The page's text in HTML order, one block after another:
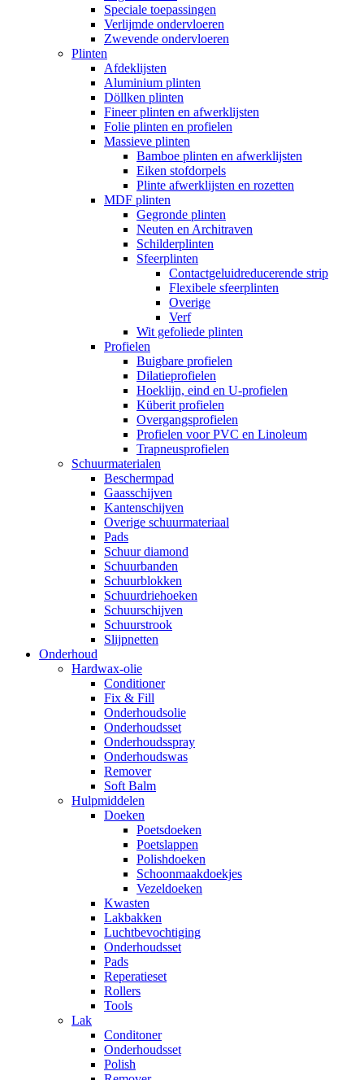
Speciale toepassingen
Verlijmde ondervloeren
Zwevende ondervloeren
Plinten
Afdeklijsten
Aluminium plinten
Döllken plinten
Fineer plinten en afwerklijsten
Folie plinten en profielen
Massieve plinten
Bamboe plinten en afwerklijsten
Eiken stofdorpels
Plinte afwerklijsten en rozetten
MDF plinten
Gegronde plinten
Neuten en Architraven
Schilderplinten
Sfeerplinten
Contactgeluidreducerende strip
Flexibele sfeerplinten
Overige
Verf
Wit gefoliede plinten
Profielen
Buigbare profielen
Dilatieprofielen
Hoeklijn, eind en U-profielen
Küberit profielen
Overgangsprofielen
Profielen voor PVC en Linoleum
Trapneusprofielen
Schuurmaterialen
Beschermpad
Gaasschijven
Kantenschijven
Overige schuurmateriaal
Pads
Schuur diamond
Schuurbanden
Schuurblokken
Schuurdriehoeken
Schuurschijven
Schuurstrook
Slijpnetten
Onderhoud
Hardwax-olie
Conditioner
Fix & Fill
Onderhoudsolie
Onderhoudsset
Onderhoudsspray
Onderhoudswas
Remover
Soft Balm
Hulpmiddelen
Doeken
Poetsdoeken
Poetslappen
Polishdoeken
Schoonmaakdoekjes
Vezeldoeken
Kwasten
Lakbakken
Luchtbevochtiging
Onderhoudsset
Pads
Reperatieset
Rollers
Tools
Lak
Conditoner
Onderhoudsset
Polish